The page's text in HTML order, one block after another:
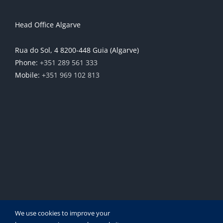
Sarah and Joe
Sarah and Joe
Head Office Algarve
Rua do Sol, 4 8200-448 Guia (Algarve)
Phone: +351 289 561 333
Mobile: +351 969 102 813
We use cookies to improve your